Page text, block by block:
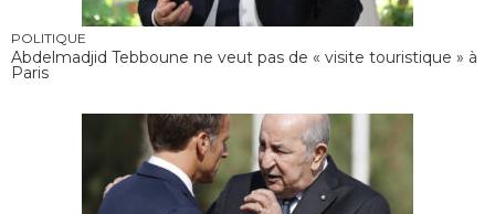
POLITIQUE
Abdelmadjid Tebboune ne veut pas de « visite touristique » à
Paris